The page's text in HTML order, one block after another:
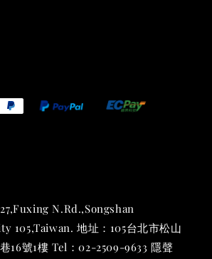
紀念 T-shirt
加入購物車
N.Rd.,Songshan
105,Taiwan. 地址：105台北市松山
16號1樓 Tel：02-2509-9633 隱聲